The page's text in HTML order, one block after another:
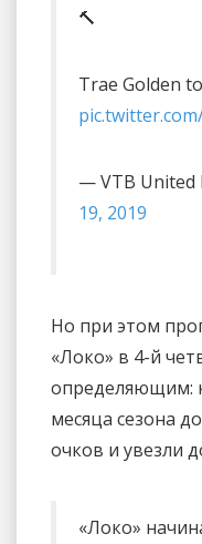
🔨
Trae Golden
— VTB United
19, 2019
Но при этом
«Локо» в 4-й
определяющим:
месяца сезона
очков и увезли
«Локо»